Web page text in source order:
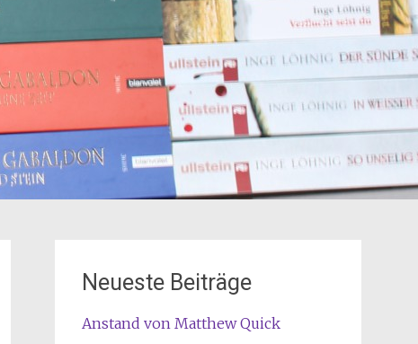
Neueste Beiträge
Anstand von Matthew Quick